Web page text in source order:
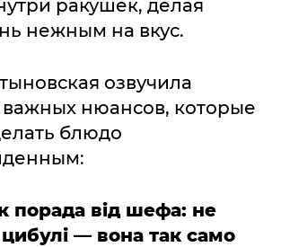
ракушек, делая
нежным на вкус.
озвучила
важных нюансов, которые
блюдо
порада від шефа: не
— вона так само